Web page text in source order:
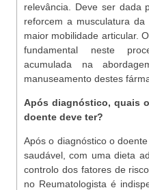
relevância. Deve ser dada
reforcem a musculatura
maior mobilidade articular.
fundamental neste
acumulada na
manuseamento destes
Após diagnóstico, quais
doente deve ter?
Após o diagnóstico o
saudável, com uma dieta
controlo dos fatores de
no Reumatologista é